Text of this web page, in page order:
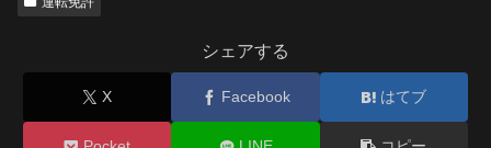
シェアする
X Facebook はてブ